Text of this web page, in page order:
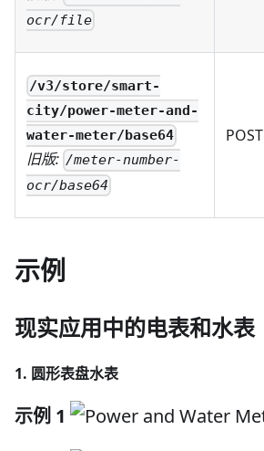
ocr/file
/v3/store/smart-
city/power-meter-and-
water-meter/base64
旧版: /meter-number-
ocr/base64
POST
示例
现实应用中的电表和水表
1. 圆形表盘水表
示例 1